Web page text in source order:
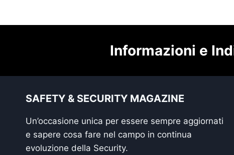
Informazioni e
SAFETY & SECURITY MAGAZINE
Un’occasione unica per essere sempre aggiornati
e sapere cosa fare nel campo in continua
evoluzione della Security.